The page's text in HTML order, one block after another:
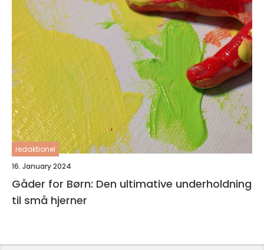
redaktionel
16. January 2024
Gåder for Børn: Den ultimative underholdning
til små hjerner